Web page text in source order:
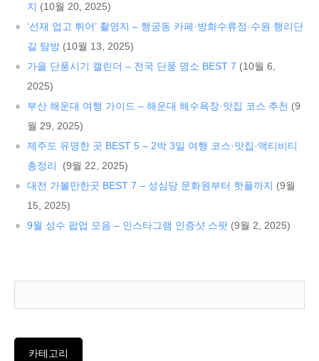
지 (10월 20, 2025)
‘선재 업고 튀어’ 촬영지 – 행궁동 카페·방화수류정·수원 행리단
길 탐방 (10월 13, 2025)
가을 단풍시기 캘린더 – 전국 단풍 명소 BEST 7 (10월 6,
2025)
부산 해운대 여행 가이드 – 해운대 해수욕장·맛집 코스 추천 (9
월 29, 2025)
제주도 유명한 곳 BEST 5 – 2박 3일 여행 코스·맛집·액티비티
총정리
(9월 22, 2025)
대전 가볼만한곳 BEST 7 – 성심당 문화원부터 핫플까지 (9월
15, 2025)
9월 성수 팝업 모음 – 인스타그램 인증샷 스팟 (9월 2, 2025)
카테고리